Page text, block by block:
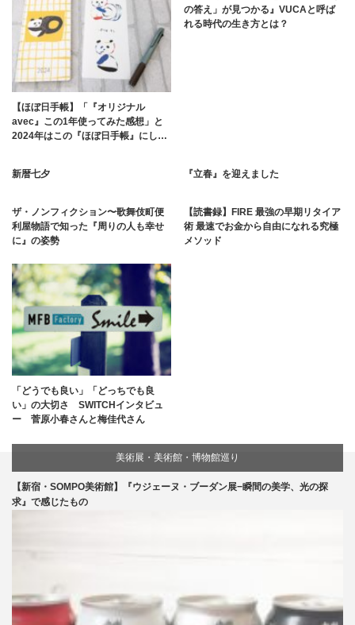
【ほぼ日手帳】「『オリジナル
avec』この1年使ってみた感想」と
2024年はこの『ほぼ日手帳』にし…
の答え」が見つかる』VUCAと呼ば
れる時代の生き方とは？
新暦七夕 『立春』を迎えました
ザ・ノンフィクション〜歌舞伎町便
利屋物語で知った『周りの人も幸せ
に』の姿勢
【読書録】FIRE 最強の早期リタイア
術 最速でお金から自由になれる究極
メソッド
「どうでも良い」「どっちでも良
い」の大切さ SWITCHインタビュ
ー 菅原小春さんと梅佳代さん
美術展・美術館・博物館巡り
【新宿・SOMPO美術館】『ウジェーヌ・ブーダン展−瞬間の美学、光の探
求』で感じたもの